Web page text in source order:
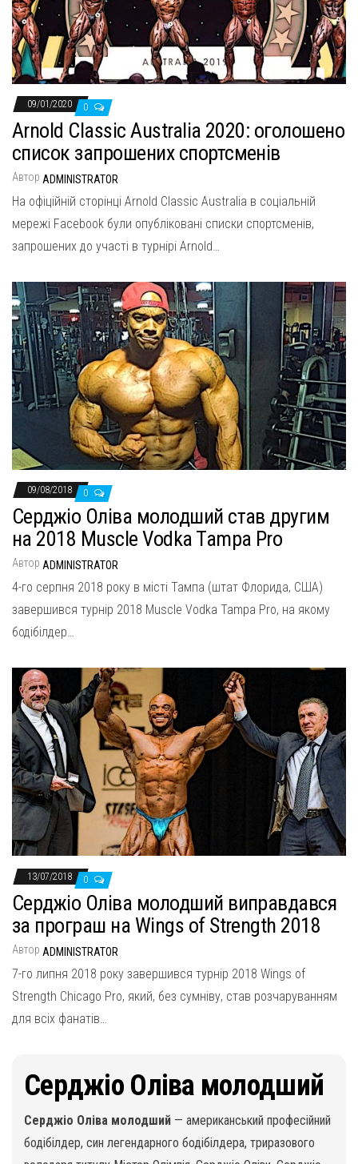
09/01/2020 0
Arnold Classic Australia 2020: оголошено
список запрошених спортсменів
Автор ADMINISTRATOR
На офіційній сторінці Arnold Classic Australia в соціальній
мережі Facebook були опубліковані списки спортсменів,
запрошених до участі в турнірі Arnold…
09/08/2018 0
Серджіо Оліва молодший став другим
на 2018 Muscle Vodka Tampa Pro
Автор ADMINISTRATOR
4-го серпня 2018 року в місті Тампа (штат Флорида, США)
завершився турнір 2018 Muscle Vodka Tampa Pro, на якому
бодібілдер…
13/07/2018 0
Серджіо Оліва молодший виправдався
за програш на Wings of Strength 2018
Автор ADMINISTRATOR
7-го липня 2018 року завершився турнір 2018 Wings of
Strength Chicago Pro, який, без сумніву, став розчаруванням
для всіх фанатів…
Серджіо Оліва молодший
Серджіо Оліва молодший — американський професійний
бодібілдер, син легендарного бодібілдера, триразового